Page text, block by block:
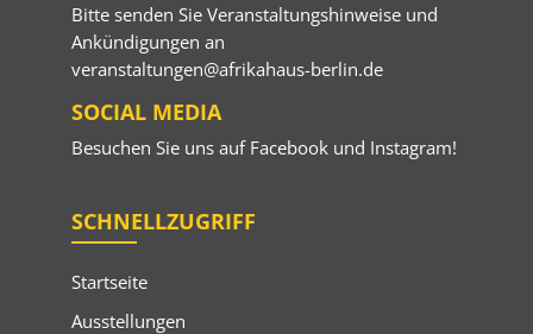
Bitte senden Sie Veranstaltungshinweise und
Ankündigungen an
veranstaltungen@afrikahaus-berlin.de
SOCIAL MEDIA
Besuchen Sie uns auf Facebookund Instagram!
SCHNELLZUGRIFF
Startseite
Ausstellungen